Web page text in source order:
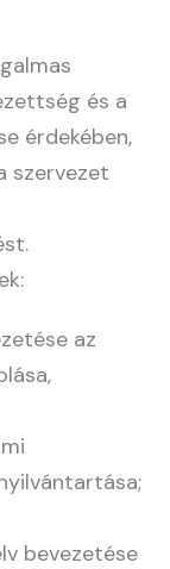
és a
érdekében,
szervezet
az
bevezetése